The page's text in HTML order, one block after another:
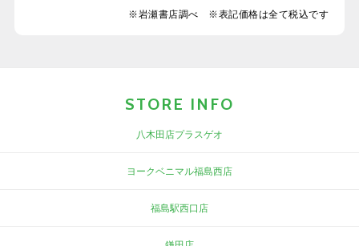
※岩瀬書店調べ ※表記価格は全て税込です
STORE INFO
八木田店プラスゲオ
ヨークベニマル福島西店
福島駅西口店